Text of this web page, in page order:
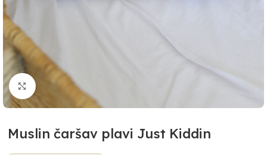
Klikni i zumiraj
Muslin čaršav plavi Just Kiddin